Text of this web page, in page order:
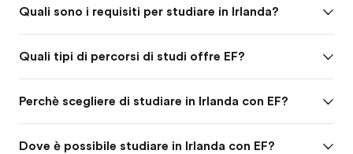
Quali sono i requisiti per studiare in Irlanda?
Quali tipi di percorsi di studi offre EF?
Perchè scegliere di studiare in Irlanda con EF?
Dove è possibile studiare in Irlanda con EF?